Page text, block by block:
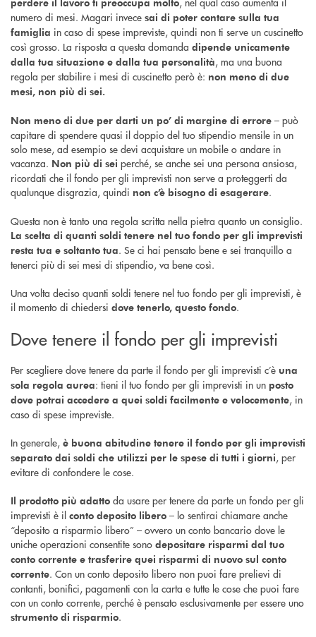
numero di mesi. Magari invece sai di poter contare sulla tua
famiglia in caso di spese impreviste, quindi non ti serve un cuscinetto
così grosso. La risposta a questa domanda dipende unicamente
dalla tua situazione e dalla tua personalità, ma una buona
regola per stabilire i mesi di cuscinetto però è: non meno di due
mesi, non più di sei.
Non meno di due per darti un po’ di margine di errore – può
capitare di spendere quasi il doppio del tuo stipendio mensile in un
solo mese, ad esempio se devi acquistare un mobile o andare in
vacanza. Non più di sei perché, se anche sei una persona ansiosa,
ricordati che il fondo per gli imprevisti non serve a proteggerti da
qualunque disgrazia, quindi non c’è bisogno di esagerare.
Questa non è tanto una regola scritta nella pietra quanto un consiglio.
La scelta di quanti soldi tenere nel tuo fondo per gli imprevisti
resta tua e soltanto tua. Se ci hai pensato bene e sei tranquillo a
tenerci più di sei mesi di stipendio, va bene così.
Una volta deciso quanti soldi tenere nel tuo fondo per gli imprevisti, è
il momento di chiedersi dove tenerlo, questo fondo.
Dove tenere il fondo per gli imprevisti
Per scegliere dove tenere da parte il fondo per gli imprevisti c’è una
sola regola aurea: tieni il tuo fondo per gli imprevisti in un posto
dove potrai accedere a quei soldi facilmente e velocemente, in
caso di spese impreviste.
In generale, è buona abitudine tenere il fondo per gli imprevisti
separato dai soldi che utilizzi per le spese di tutti i giorni, per
evitare di confondere le cose.
Il prodotto più adatto da usare per tenere da parte un fondo per gli
imprevisti è il conto deposito libero – lo sentirai chiamare anche
“deposito a risparmio libero” – ovvero un conto bancario dove le
uniche operazioni consentite sono depositare risparmi dal tuo
conto corrente e trasferire quei risparmi di nuovo sul conto
corrente. Con un conto deposito libero non puoi fare prelievi di
contanti, bonifici, pagamenti con la carta e tutte le cose che puoi fare
con un conto corrente, perché è pensato esclusivamente per essere uno
strumento di risparmio.